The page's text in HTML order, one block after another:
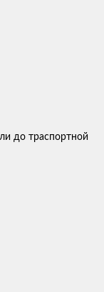
до траспортной